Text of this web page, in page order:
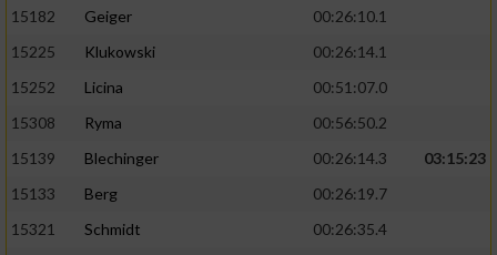
15182
Geiger
00:26:10.1
15225
Klukowski
00:26:14.1
15252
Licina
00:51:07.0
15308
Ryma
00:56:50.2
15139
Blechinger 00:26:14.3
03:15:23
15133
Berg
00:26:19.7
15321
Schmidt
00:26:35.4